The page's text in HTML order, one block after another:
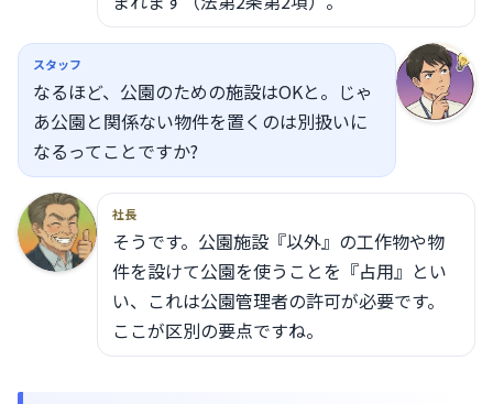
スタッフ
なるほど、公園のための施設はOKと。じゃ
あ公園と関係ない物件を置くのは別扱いに
なるってことですか?
社長
そうです。公園施設『以外』の工作物や物
件を設けて公園を使うことを『占用』とい
い、これは公園管理者の許可が必要です。
ここが区別の要点ですね。